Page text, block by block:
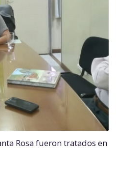
Rosa fueron tratados en